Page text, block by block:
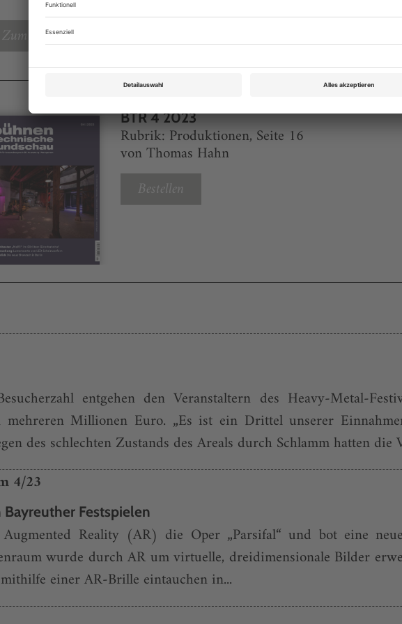
Zum Inhaltsverzeichnis
BTR 4 2023
Rubrik: Produktionen, Seite 16
von Thomas Hahn
Bestellen
entgehen den Veranstaltern des Heavy-Metal-
Millionen Euro. „Es ist ein Drittel unserer
des schlechten Zustands des Areals durch Schlamm hatten die
4/23
Festspielen
Reality (AR) die Oper „Parsifal“ und bot eine
wurde durch AR um virtuelle, dreidimensionale Bilder
einer AR-Brille eintauchen in...